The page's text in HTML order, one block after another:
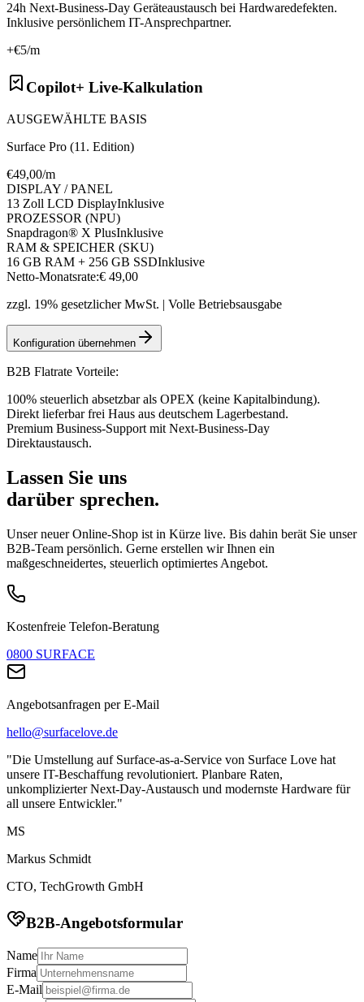
24h Next-Business-Day Geräteaustausch bei Hardwaredefekten.
Inklusive persönlichem IT-Ansprechpartner.
+€5/m
Copilot+ Live-Kalkulation
AUSGEWÄHLTE BASIS
Surface Pro (11. Edition)
€49,00/m
DISPLAY / PANEL
13 Zoll LCD DisplayInklusive
PROZESSOR (NPU)
Snapdragon® X PlusInklusive
RAM & SPEICHER (SKU)
16 GB RAM + 256 GB SSDInklusive
Netto-Monatsrate:€ 49,00
zzgl. 19% gesetzlicher MwSt. | Volle Betriebsausgabe
Konfiguration übernehmen
B2B Flatrate Vorteile:
100% steuerlich absetzbar als OPEX (keine Kapitalbindung).
Direkt lieferbar frei Haus aus deutschem Lagerbestand.
Premium Business-Support mit Next-Business-Day
Direktaustausch.
Lassen Sie uns
darüber sprechen.
Unser neuer Online-Shop ist in Kürze live. Bis dahin berät Sie unser
B2B-Team persönlich. Gerne erstellen wir Ihnen ein
maßgeschneidertes, steuerlich optimiertes Angebot.
Kostenfreie Telefon-Beratung
0800 SURFACE
Angebotsanfragen per E-Mail
hello@surfacelove.de
"Die Umstellung auf Surface-as-a-Service von Surface Love hat
unsere IT-Beschaffung revolutioniert. Planbare Raten,
unkomplizierter Next-Day-Austausch und modernste Hardware für
all unsere Entwickler."
MS
Markus Schmidt
CTO, TechGrowth GmbH
B2B-Angebotsformular
Name
Firma
E-Mail